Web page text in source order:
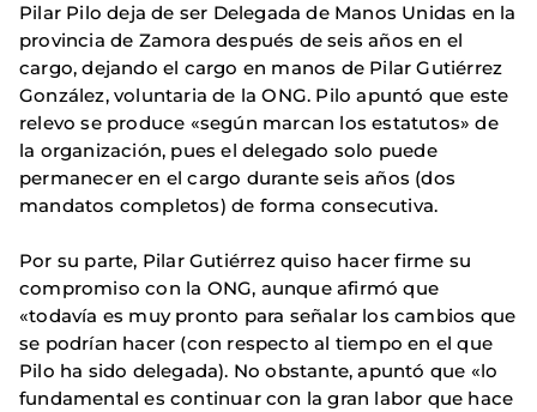
Pilar Pilo deja de ser Delegada de Manos Unidas en la
provincia de Zamora después de seis años en el
cargo, dejando el cargo en manos de Pilar Gutiérrez
González, voluntaria de la ONG. Pilo apuntó que este
relevo se produce «según marcan los estatutos» de
la organización, pues el delegado solo puede
permanecer en el cargo durante seis años (dos
mandatos completos) de forma consecutiva.
Por su parte, Pilar Gutiérrez quiso hacer firme su
compromiso con la ONG, aunque afirmó que
«todavía es muy pronto para señalar los cambios que
se podrían hacer (con respecto al tiempo en el que
Pilo ha sido delegada). No obstante, apuntó que «lo
fundamental es continuar con la gran labor que hace